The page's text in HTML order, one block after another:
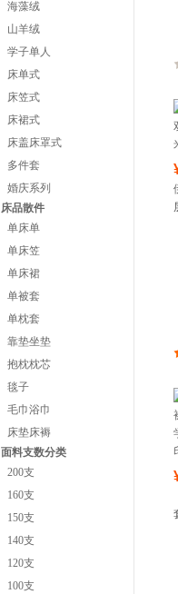
海藻绒
山羊绒
学子单人
床单式
床笠式
床裙式
床盖床罩式
多件套
婚庆系列
床品散件
单床单
单床笠
单床裙
单被套
单枕套
靠垫坐垫
抱枕枕芯
毯子
毛巾浴巾
床垫床褥
面料支数分类
200支
160支
150支
140支
120支
100支